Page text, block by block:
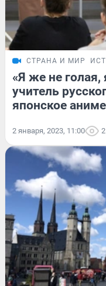
СТРАНА И МИР
«Я же не голая,
учитель
японское аниме
2 января, 2023, 11:00